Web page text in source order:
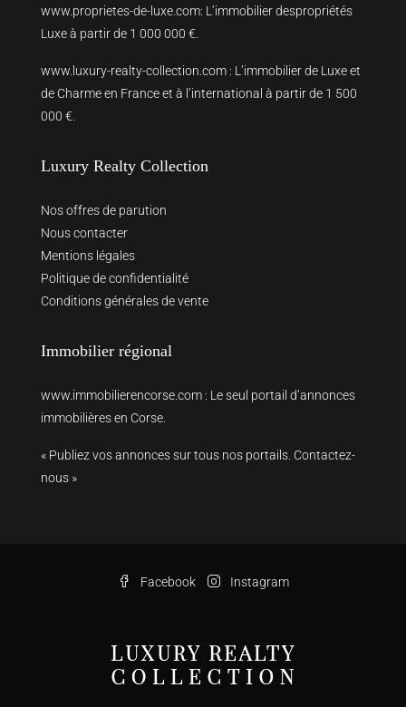
www.proprietes-de-luxe.com: L’immobilier despropriétés
Luxe à partir de 1 000 000 €.
www.luxury-realty-collection.com : L’immobilier de Luxe et
de Charme en France et à l’international à partir de 1 500
000 €.
Luxury Realty Collection
Nos offres de parution
Nous contacter
Mentions légales
Politique de confidentialité
Conditions générales de vente
Immobilier régional
www.immobilierencorse.com : Le seul portail d’annonces
immobilières en Corse.
« Publiez vos annonces sur tous nos portails. Contactez-
nous »
Facebook Instagram